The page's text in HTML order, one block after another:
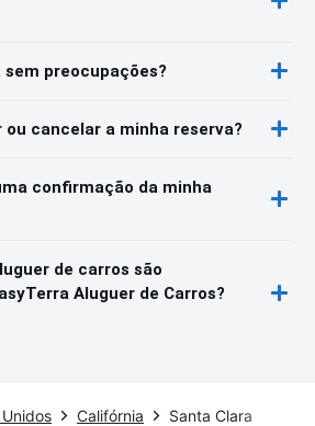
sem preocupações?
cancelar a minha reserva?
confirmação da minha
de carros são
Aluguer de Carros?
Califórnia Santa Clara